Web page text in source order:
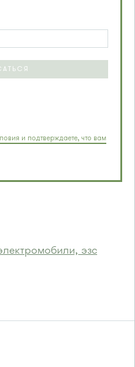
и подтверждаете, что вам
эзс